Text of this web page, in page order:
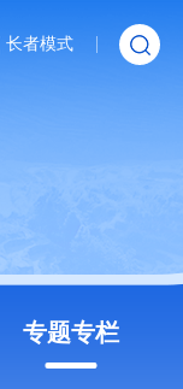
长者模式
专题专栏